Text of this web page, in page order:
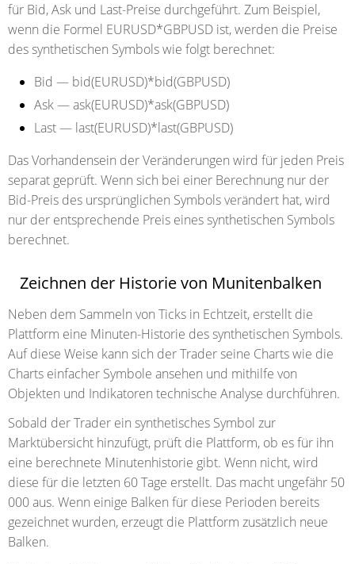
für Bid, Ask und Last-Preise durchgeführt. Zum Beispiel,
wenn die Formel EURUSD*GBPUSD ist, werden die Preise
des synthetischen Symbols wie folgt berechnet:
Bid — bid(EURUSD)*bid(GBPUSD)
Ask — ask(EURUSD)*ask(GBPUSD)
Last — last(EURUSD)*last(GBPUSD)
Das Vorhandensein der Veränderungen wird für jeden Preis
separat geprüft. Wenn sich bei einer Berechnung nur der
Bid-Preis des ursprünglichen Symbols verändert hat, wird
nur der entsprechende Preis eines synthetischen Symbols
berechnet.
Zeichnen der Historie von Munitenbalken
Neben dem Sammeln von Ticks in Echtzeit, erstellt die
Plattform eine Minuten-Historie des synthetischen Symbols.
Auf diese Weise kann sich der Trader seine Charts wie die
Charts einfacher Symbole ansehen und mithilfe von
Objekten und Indikatoren technische Analyse durchführen.
Sobald der Trader ein synthetisches Symbol zur
Marktübersicht hinzufügt, prüft die Plattform, ob es für ihn
eine berechnete Minutenhistorie gibt. Wenn nicht, wird
diese für die letzten 60 Tage erstellt. Das macht ungefähr 50
000 aus. Wenn einige Balken für diese Perioden bereits
gezeichnet wurden, erzeugt die Plattform zusätzlich neue
Balken.